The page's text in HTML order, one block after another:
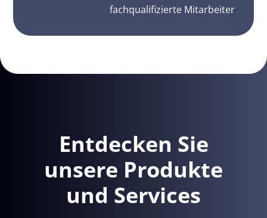
fachqualifizierte Mitarbeiter
Entdecken Sie
unsere Produkte
und Services